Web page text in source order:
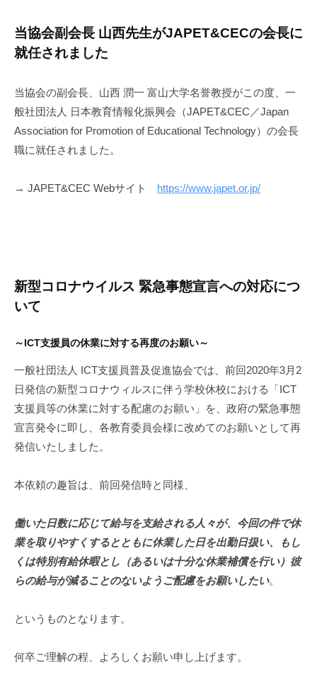
当協会副会長 山西先生がJAPET&CECの会長に
就任されました
当協会の副会長、山西 潤一 富山大学名誉教授がこの度、一
般社団法人 日本教育情報化振興会（JAPET&CEC／Japan
Association for Promotion of Educational Technology）の会長
職に就任されました。
→ JAPET&CEC Webサイト https://www.japet.or.jp/
新型コロナウイルス 緊急事態宣言への対応につ
いて
～ ICT支援員の休業に対する再度のお願い ～
一般社団法人 ICT支援員普及促進協会では、前回2020年3月2
日発信の新型コロナウィルスに伴う学校休校における「ICT
支援員等の休業に対する配慮のお願い」を、政府の緊急事態
宣言発令に即し、各教育委員会様に改めてのお願いとして再
発信いたしました。
本依頼の趣旨は、前回発信時と同様、
働いた日数に応じて給与を支給される人々が、今回の件で休
業を取りやすくするとともに休業した日を出勤日扱い、もし
くは特別有給休暇とし（あるいは十分な休業補償を行い）彼
らの給与が減ることのないようご配慮をお願いしたい。
というものとなります。
何卒ご理解の程、よろしくお願い申し上げます。